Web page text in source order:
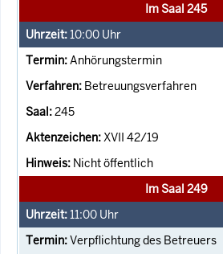
Im Saal 245
10:00 Uhr
Anhörungstermin
Betreuungsverfahren
245
XVII 42/19
Nicht öffentlich
Im Saal 249
11:00 Uhr
Verpflichtung des Betreuers